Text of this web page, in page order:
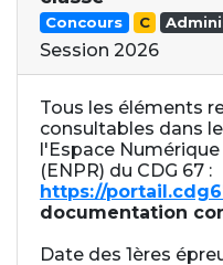
Concours C
Session 2026
Tous les éléments
consultables dans
l'Espace
(ENPR) du CDG 67 :
https://
documentation
Date des 1ères